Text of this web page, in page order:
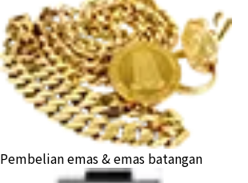
Pembelian emas & emas batangan